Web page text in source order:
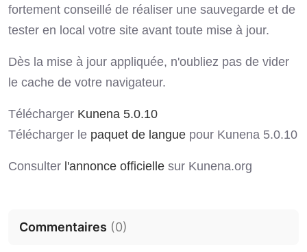
fortement conseillé de réaliser une sauvegarde et de
tester en local votre site avant toute mise à jour.
Dès la mise à jour appliquée, n'oubliez pas de vider
le cache de votre navigateur.
Télécharger Kunena 5.0.10
Télécharger le paquet de langue pour Kunena 5.0.10
Consulter l'annonce officielle sur Kunena.org
Commentaires (0)